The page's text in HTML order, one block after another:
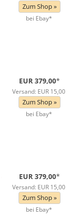
Zum Shop »
bei Ebay*
EUR 379,00*
Versand: EUR 15,00
Zum Shop »
bei Ebay*
EUR 379,00*
Versand: EUR 15,00
Zum Shop »
bei Ebay*